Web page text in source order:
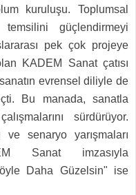
kuruluşu. Toplumsal
temsilini güçlendirmeyi
pek çok projeye
KADEM Sanat çatısı
evrensel diliyle de
Bu manada, sanatla
sürdürüyor.
senaryo yarışmaları
Sanat imzasıyla
Daha Güzelsin" ise